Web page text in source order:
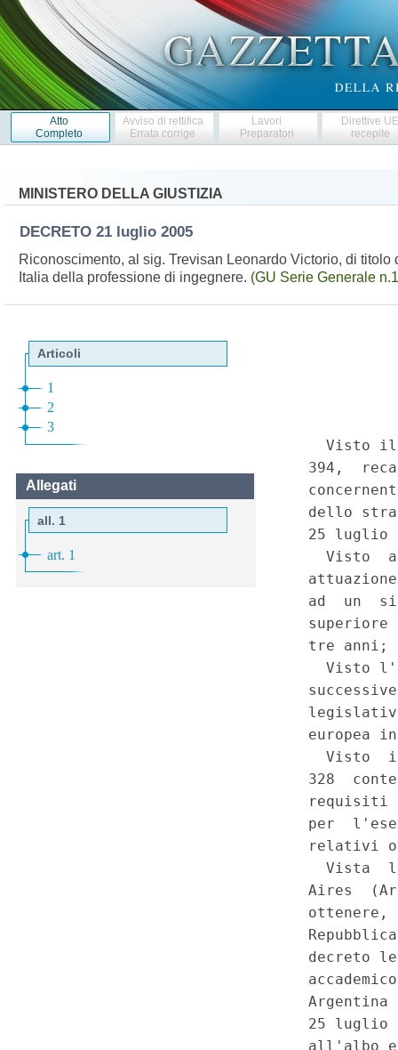
Atto
Completo
Avviso di rettifica
Errata corrige
Lavori
Preparatori
Direttive
recepite
MINISTERO DELLA GIUSTIZIA
DECRETO 21 luglio 2005
Riconoscimento, al sig. Trevisan Leonardo Victorio, di
Italia della professione di ingegnere. (GU Serie Generale